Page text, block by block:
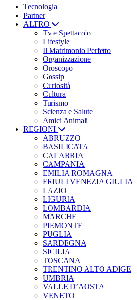
Tecnologia
Partner
ALTRO
Tv e Spettacolo
Lifestyle
Il Matrimonio Perfetto
Organizzazione
Oroscopo
Gossip
Curiosità
Cultura
Turismo
Scienza e Salute
Amici Animali
REGIONI
ABRUZZO
BASILICATA
CALABRIA
CAMPANIA
EMILIA ROMAGNA
FRIULI VENEZIA GIULIA
LAZIO
LIGURIA
LOMBARDIA
MARCHE
PIEMONTE
PUGLIA
SARDEGNA
SICILIA
TOSCANA
TRENTINO ALTO ADIGE
UMBRIA
VALLE D’AOSTA
VENETO